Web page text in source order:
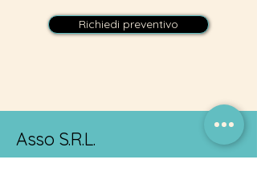
Richiedi preventivo
Asso S.R.L.